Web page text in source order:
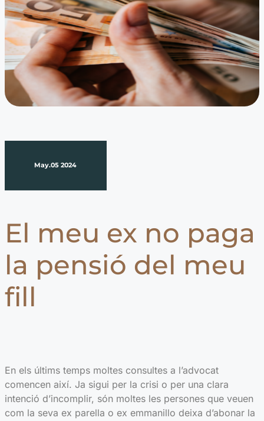
May.05 2024
El meu ex no paga
la pensió del meu
fill
En els últims temps moltes consultes a l’advocat
comencen així. Ja sigui per la crisi o per una clara
intenció d’incomplir, són moltes les persones que veuen
com la seva ex parella o ex emmanillo deixa d’abonar la